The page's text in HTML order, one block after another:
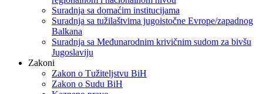
Suradnja sa domaćim institucijama
Suradnja sa tužilaštvima jugoistočne Evrope/zapadnog
Balkana
Suradnja sa Međunarodnim krivičnim sudom za bivšu
Jugoslaviju
Zakoni
Zakon o Тužiteljstvu BiH
Zakon o Sudu BiH